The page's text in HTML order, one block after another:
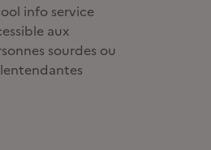
info service
aux
sourdes ou